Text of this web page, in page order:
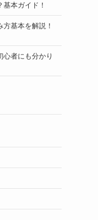
本ガイド！
基本を解説！
心者にも分かり